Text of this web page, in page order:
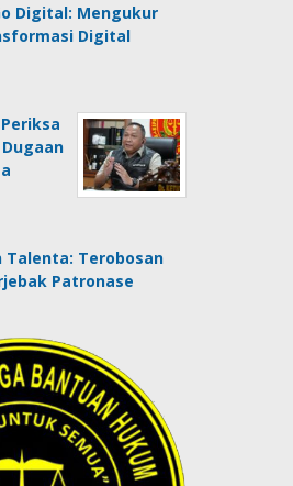
Digital: Mengukur
Digital
Talenta: Terobosan
Patronase